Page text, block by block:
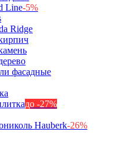
Line-5%
Ridge
фасадные
до -27%
Hauberk-26%